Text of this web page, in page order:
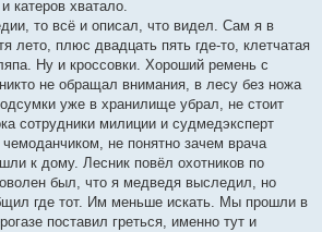
катеров хватало.
то всё и описал, что видел. Сам я в
лето, плюс двадцать пять где-то, клетчатая
Ну и кроссовки. Хороший ремень с
не обращал внимания, в лесу без ножа
уже в хранилище убрал, не стоит
сотрудники милиции и судмедэксперт
чемоданчиком, не понятно зачем врача
к дому. Лесник повёл охотников по
был, что я медведя выследил, но
где тот. Им меньше искать. Мы прошли в
поставил греться, именно тут и